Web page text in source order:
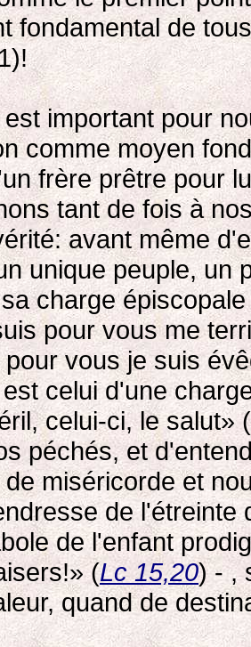
fondamental de
important pour
comme moyen
frère prêtre pour
tant de fois à
avant même
unique peuple, un
charge
pour vous me
vous je suis
celui d'une
celui-ci, le salut»
péchés, et
miséricorde et
de l'étreinte
de l'enfant
(Lc 15,20) - ,
quand de